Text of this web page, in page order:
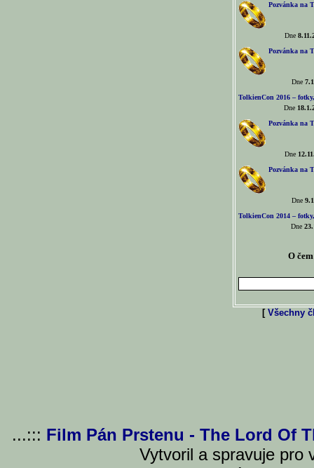
Pozvánka na
Dne
Pozvánka na
Dne
TolkienCon 2016 –
Dne
Pozvánka na
Dne
Pozvánka na
Dne
TolkienCon 2014 –
Dne
O
[ Všechny
...::: Film Pán Prstenu - The Lord Of
Vytvoril a spravuje pro